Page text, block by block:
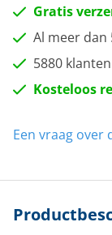
Gratis
Al meer dan
5880
Kosteloos
Een vraag over